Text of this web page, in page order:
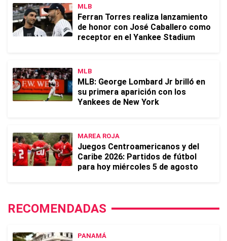
MLB
Ferran Torres realiza lanzamiento
de honor con José Caballero como
receptor en el Yankee Stadium
MLB
MLB: George Lombard Jr brilló en
su primera aparición con los
Yankees de New York
MAREA ROJA
Juegos Centroamericanos y del
Caribe 2026: Partidos de fútbol
para hoy miércoles 5 de agosto
RECOMENDADAS
PANAMÁ